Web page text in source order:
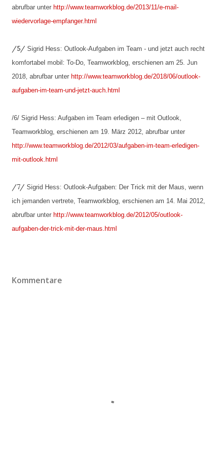
abrufbar unter http://www.teamworkblog.de/2013/11/e-mail-
wiedervorlage-empfanger.html
/5/ Sigrid Hess: Outlook-Aufgaben im Team - und jetzt auch recht
komfortabel mobil: To-Do, Teamworkblog, erschienen am 25. Jun
2018, abrufbar unter http://www.teamworkblog.de/2018/06/outlook-
aufgaben-im-team-und-jetzt-auch.html
/6/ Sigrid Hess: Aufgaben im Team erledigen – mit Outlook,
Teamworkblog, erschienen am 19. März 2012, abrufbar unter
http://www.teamworkblog.de/2012/03/aufgaben-im-team-erledigen-
mit-outlook.html
/7/ Sigrid Hess: Outlook-Aufgaben: Der Trick mit der Maus, wenn
ich jemanden vertrete, Teamworkblog, erschienen am 14. Mai 2012,
abrufbar unter http://www.teamworkblog.de/2012/05/outlook-
aufgaben-der-trick-mit-der-maus.html
Kommentare